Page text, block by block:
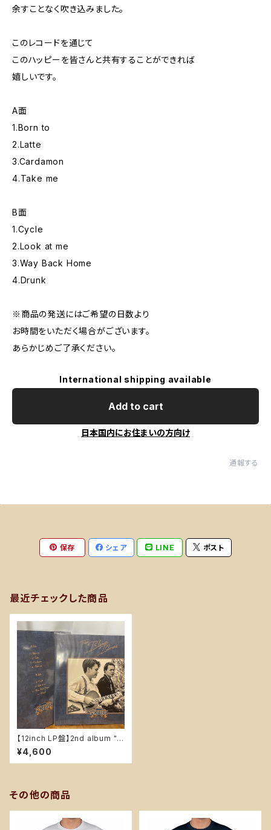
余すことなく吹き込みました。
このレコードを通じて
このハッピーを皆さんと共有することができれば
嬉しいです。
A面
1.Born to
2.Latte
3.Cardamon
4.Take me
B面
1.Cycle
2.Look at me
3.Way Back Home
4.Drunk
※商品の発送にはご希望の日数より
お時間をいただく場合がございます。
あらかじめご了承ください。
International shipping available
Add to cart
日本国内にお住まいの方向け
通報する
保存 シェア LINE ポスト
最近チェックした商品
【12inch LP盤】2nd album "T
he Blue Blues"
¥4,600
その他の商品